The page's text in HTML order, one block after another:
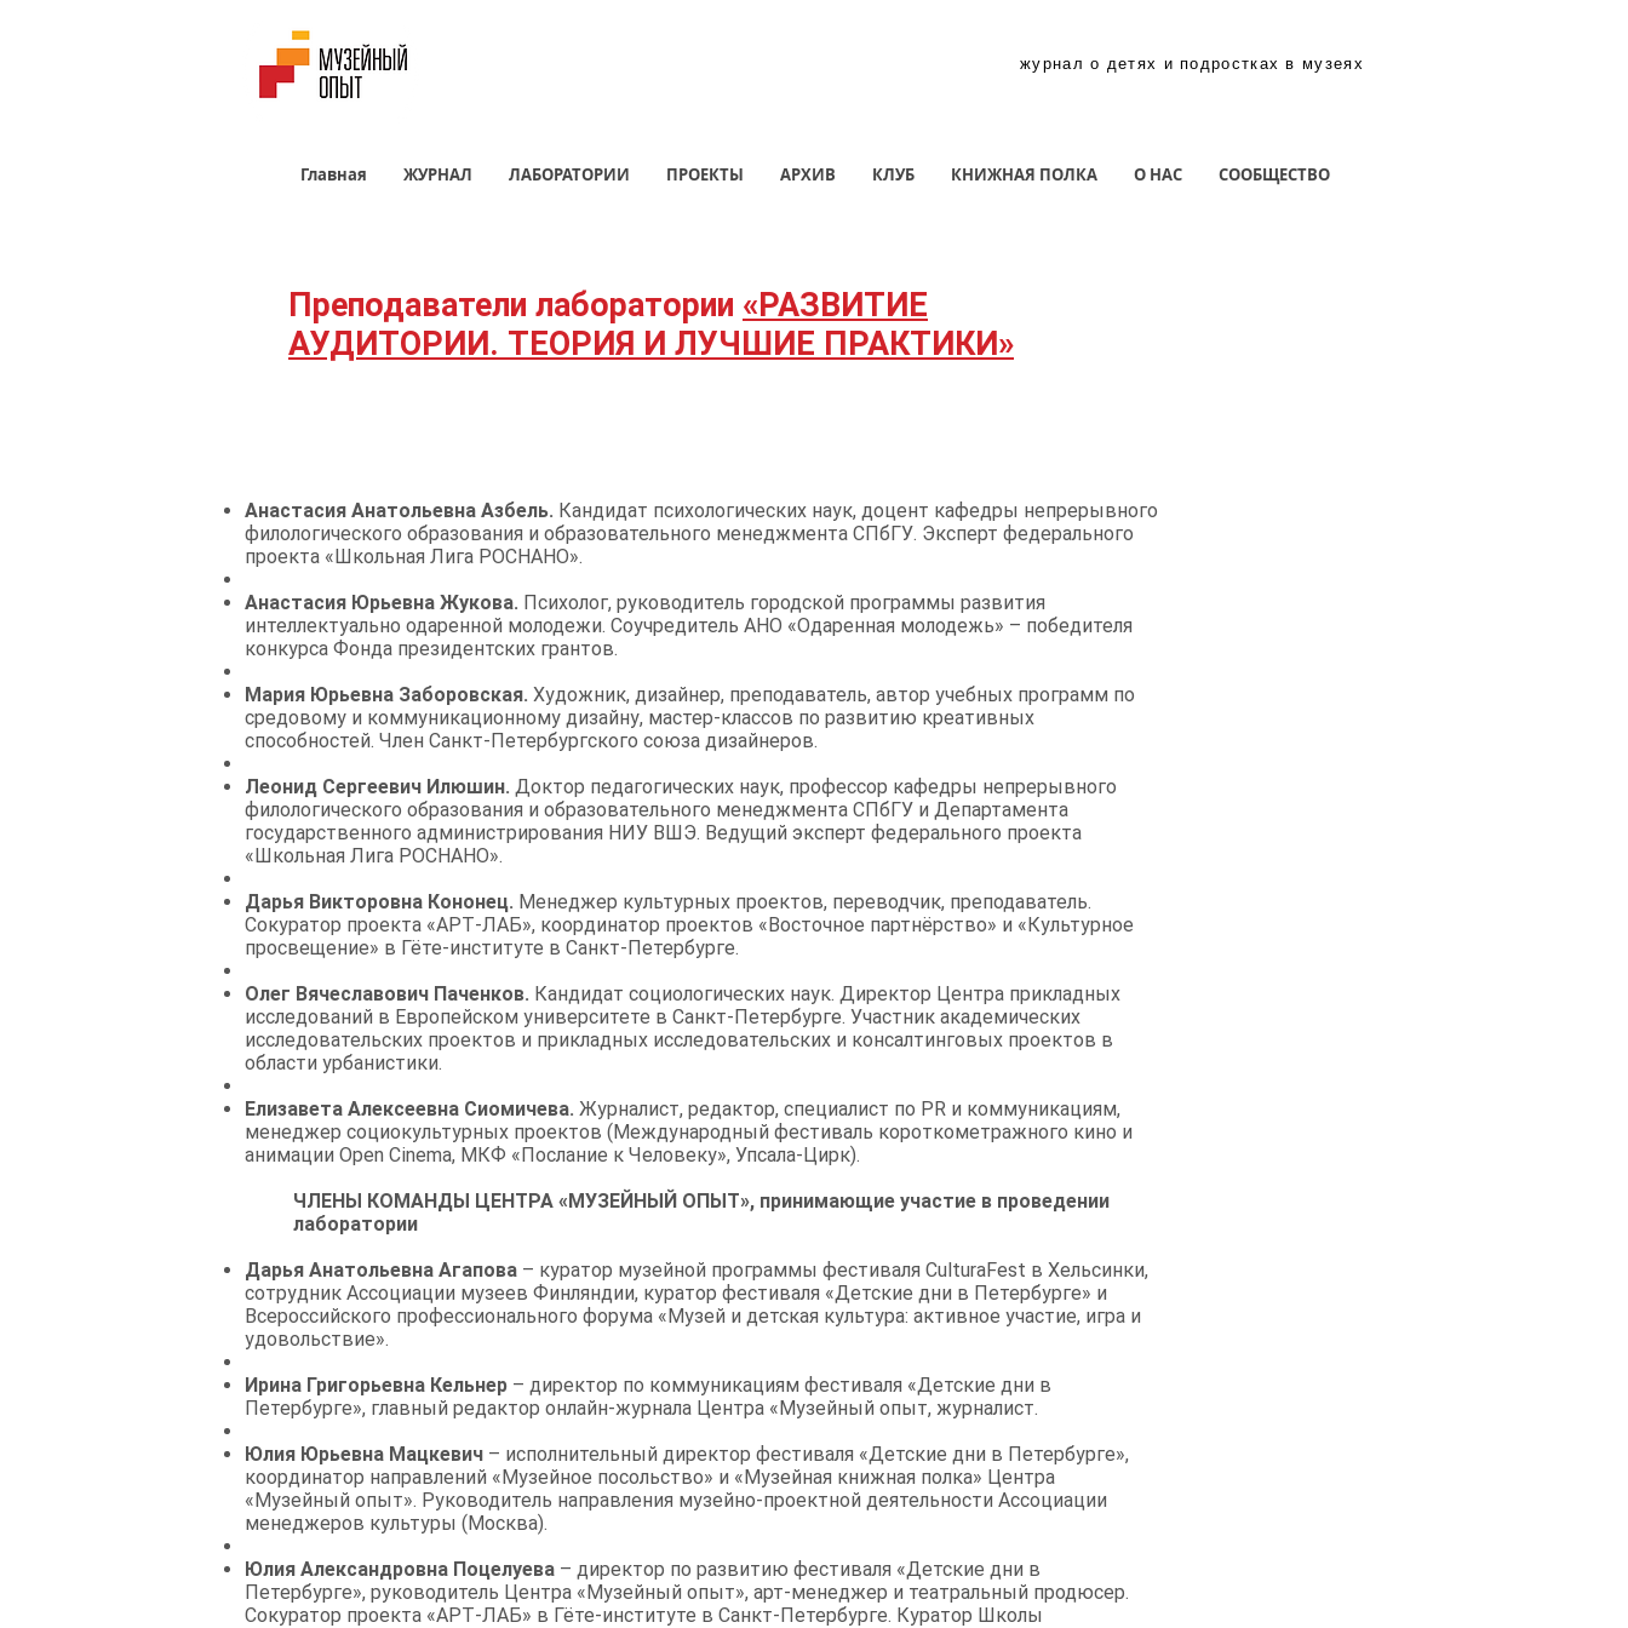
журнал о детях и подростках в музеях
Главная ЖУРНАЛ ЛАБОРАТОРИИ ПРОЕКТЫ АРХИВ КЛУБ КНИЖНАЯ ПОЛКА О НАС СООБЩЕСТВО
Преподаватели лаборатории «РАЗВИТИЕ
АУДИТОРИИ. ТЕОРИЯ И ЛУЧШИЕ ПРАКТИКИ»
Анастасия Анатольевна Азбель. Кандидат психологических наук, доцент кафедры непрерывного
филологического образования и образовательного менеджмента СПбГУ. Эксперт федерального
проекта «Школьная Лига РОСНАНО».
Анастасия Юрьевна Жукова. Психолог, руководитель городской программы развития
интеллектуально одаренной молодежи. Соучредитель АНО «Одаренная молодежь» – победителя
конкурса Фонда президентских грантов.
Мария Юрьевна Заборовская. Художник, дизайнер, преподаватель, автор учебных программ по
средовому и коммуникационному дизайну, мастер-классов по развитию креативных
способностей. Член Санкт-Петербургского союза дизайнеров.
Леонид Сергеевич Илюшин. Доктор педагогических наук, профессор кафедры непрерывного
филологического образования и образовательного менеджмента СПбГУ и Департамента
государственного администрирования НИУ ВШЭ. Ведущий эксперт федерального проекта
«Школьная Лига РОСНАНО».
Дарья Викторовна Кононец. Менеджер культурных проектов, переводчик, преподаватель.
Сокуратор проекта «АРТ-ЛАБ», координатор проектов «Восточное партнёрство» и «Культурное
просвещение» в Гёте-институте в Санкт-Петербурге.
Олег Вячеславович Паченков. Кандидат социологических наук. Директор Центра прикладных
исследований в Европейском университете в Санкт-Петербурге. Участник академических
исследовательских проектов и прикладных исследовательских и консалтинговых проектов в
области урбанистики.
Елизавета Алексеевна Сиомичева. Журналист, редактор, специалист по PR и коммуникациям,
менеджер социокультурных проектов (Международный фестиваль короткометражного кино и
анимации Open Cinema, МКФ «Послание к Человеку», Упсала-Цирк).
ЧЛЕНЫ КОМАНДЫ ЦЕНТРА «МУЗЕЙНЫЙ ОПЫТ», принимающие участие в проведении
лаборатории
Дарья Анатольевна Агапова – куратор музейной программы фестиваля CulturaFest в Хельсинки,
сотрудник Ассоциации музеев Финляндии, куратор фестиваля «Детские дни в Петербурге» и
Всероссийского профессионального форума «Музей и детская культура: активное участие, игра и
удовольствие».
Ирина Григорьевна Кельнер – директор по коммуникациям фестиваля «Детские дни в
Петербурге», главный редактор онлайн-журнала Центра «Музейный опыт, журналист.
Юлия Юрьевна Мацкевич – исполнительный директор фестиваля «Детские дни в Петербурге»,
координатор направлений «Музейное посольство» и «Музейная книжная полка» Центра
«Музейный опыт». Руководитель направления музейно-проектной деятельности Ассоциации
менеджеров культуры (Москва).
Юлия Александровна Поцелуева – директор по развитию фестиваля «Детские дни в
Петербурге», руководитель Центра «Музейный опыт», арт-менеджер и театральный продюсер.
Сокуратор проекта «АРТ-ЛАБ» в Гёте-институте в Санкт-Петербурге. Куратор Школы